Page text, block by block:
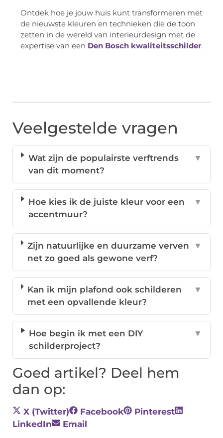
Ontdek hoe je jouw huis kunt transformeren met
de nieuwste kleuren en technieken die de toon
zetten in de wereld van interieurdesign met de
expertise van een Den Bosch kwaliteitsschilder.
Veelgestelde vragen
Wat zijn de populairste verftrends
van dit moment?
▼
Hoe kies ik de juiste kleur voor een
accentmuur?
▼
Zijn natuurlijke en duurzame verven
net zo goed als gewone verf?
▼
Kan ik mijn plafond ook schilderen
met een opvallende kleur?
▼
Hoe begin ik met een DIY
schilderproject?
▼
Goed artikel? Deel hem
dan op:
X (Twitter) Facebook
Pinterest
LinkedIn
Email